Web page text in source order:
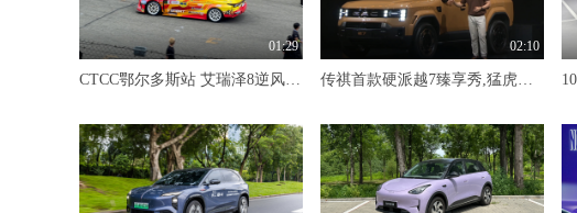
01:29
CTCC鄂尔多斯站 艾瑞泽8逆风激战赛场
02:10
传祺首款硬派越7臻享秀,猛虎蔷薇、八方美学、硬核出圈